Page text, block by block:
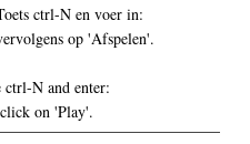
ctrl-N en voer in:
op 'Afspelen'.
N and enter:
on 'Play'.